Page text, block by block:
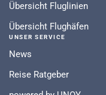
Übersicht Fluglinien
Übersicht Flughäfen
UNSER SERVICE
News
Reise Ratgeber